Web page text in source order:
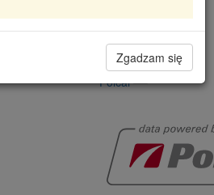
Zgadzam się
Dostępność
Radzyń 1
Filia Lublin 0
Polcar